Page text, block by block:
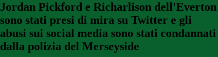
Jordan Pickford e Richarlison dell'Everton
sono stati presi di mira su Twitter e gli
abusi sui social media sono stati condannati
dalla polizia del Merseyside